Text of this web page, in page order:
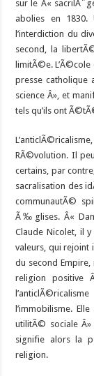
sur le Â«
abolies en 1830.
l’interdiction du
second, la
limitÃ©e.
presse catholique
science Â», et
tels qu’ils ont
RÃ©volution. Il
certains, par
sacralisation des
communautÃ©
Ã‰glises. Â«
Claude Nicolet, il
valeurs, qui rejoint
du second
religion positive
l’immobilisme.
utilitÃ© sociale
signifie alors la
religion.